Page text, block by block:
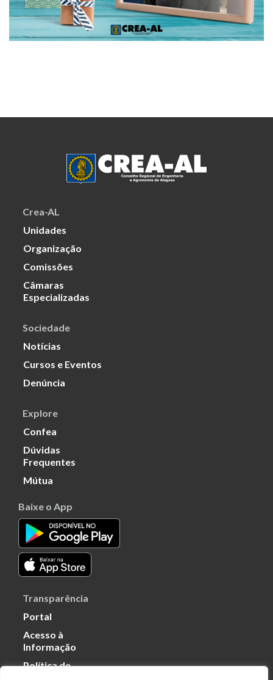
Crea-AL
Unidades
Organização
Comissões
Câmaras
Especializadas
Sociedade
Notícias
Cursos e Eventos
Denúncia
Explore
Confea
Dúvidas
Frequentes
Mútua
Baixe o App
Transparência
Portal
Acesso à
Informação
Política de